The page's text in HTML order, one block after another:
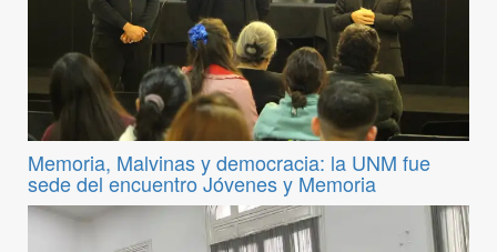
Memoria, Malvinas y democracia: la UNM fue
sede del encuentro Jóvenes y Memoria